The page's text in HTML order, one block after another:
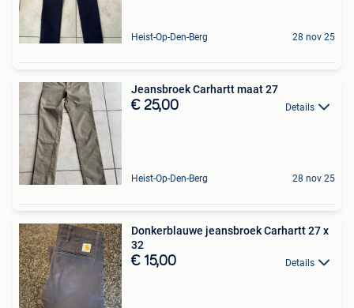
Heist-Op-Den-Berg 28 nov 25
Jeansbroek Carhartt maat 27
€ 25,00 Details
Heist-Op-Den-Berg 28 nov 25
Donkerblauwe jeansbroek Carhartt 27 x
32
€ 15,00 Details